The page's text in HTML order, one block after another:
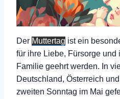
Der Muttertag ist ein
für ihre Liebe, Fürsorge und
Familie geehrt werden. In
Deutschland, Österreich
zweiten Sonntag im Mai